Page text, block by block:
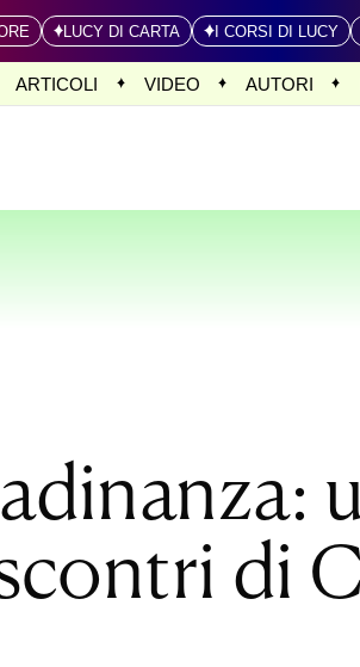
LUCY DI CARTA I CORSI DI LUCY
ARTICOLI VIDEO AUTORI
di